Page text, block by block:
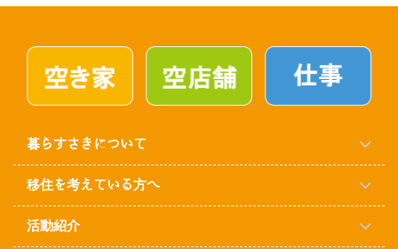
暮らすさきについて
移住を考えている方へ
活動紹介